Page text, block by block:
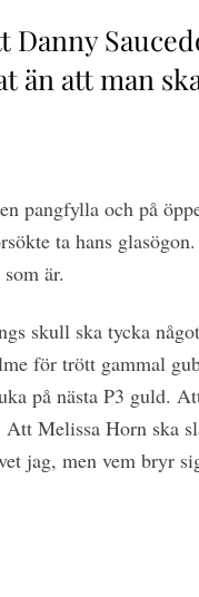
Danny
än att man
pangfylla och på
ta hans
är.
skull ska tycka
för trött gammal
på nästa P3 guld.
Melissa Horn ska
jag, men vem bryr